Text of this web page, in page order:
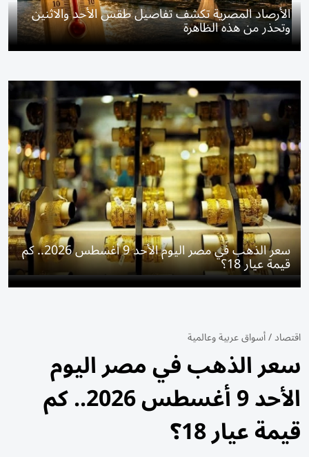
الأرصاد المصرية تكشف تفاصيل طقس الأحد والاثنين
وتحذر من هذه الظاهرة
سعر الذهب في مصر اليوم الأحد 9 أغسطس 2026.. كم
قيمة عيار 18؟
اقتصاد/أسواق عربية وعالمية
سعر الذهب في مصر اليوم
الأحد 9 أغسطس 2026.. كم
قيمة عيار 18؟